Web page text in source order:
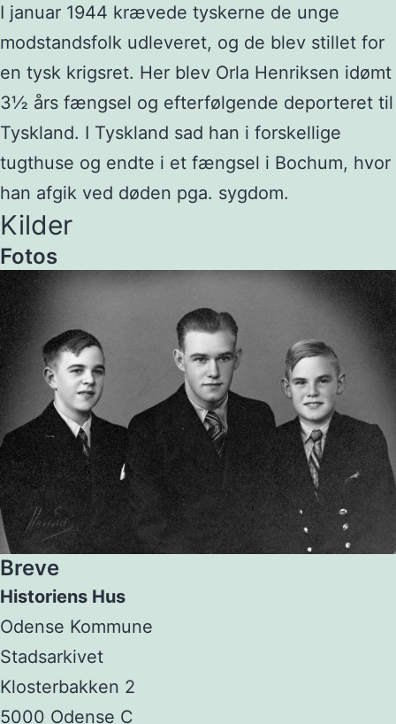
I januar 1944 krævede tyskerne de unge
modstandsfolk udleveret, og de blev stillet for
en tysk krigsret. Her blev Orla Henriksen idømt
3½ års fængsel og efterfølgende deporteret til
Tyskland. I Tyskland sad han i forskellige
tugthuse og endte i et fængsel i Bochum, hvor
han afgik ved døden pga. sygdom.
Kilder
Fotos
Breve
Historiens Hus
Odense Kommune
Stadsarkivet
Klosterbakken 2
5000 Odense C